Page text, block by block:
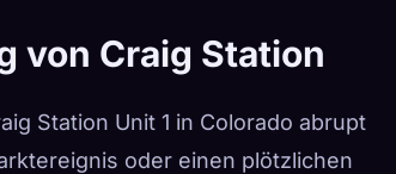
von Craig Station
Station Unit 1 in Colorado abrupt
oder einen plötzlichen